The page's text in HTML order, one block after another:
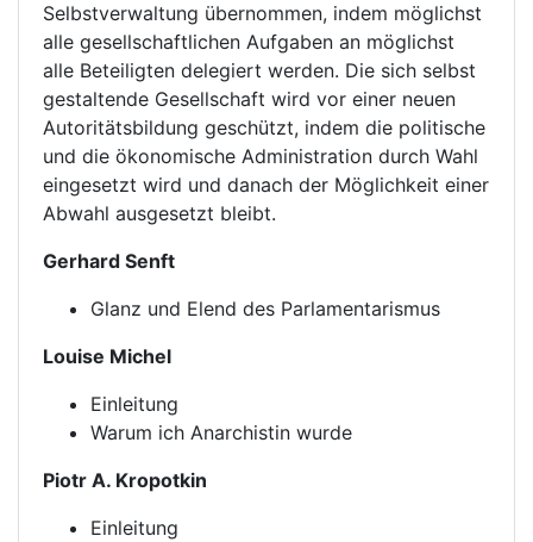
Selbstverwaltung übernommen, indem möglichst
alle gesellschaftlichen Aufgaben an möglichst
alle Beteiligten delegiert werden. Die sich selbst
gestaltende Gesellschaft wird vor einer neuen
Autoritätsbildung geschützt, indem die politische
und die ökonomische Administration durch Wahl
eingesetzt wird und danach der Möglichkeit einer
Abwahl ausgesetzt bleibt.
Gerhard Senft
Glanz und Elend des Parlamentarismus
Louise Michel
Einleitung
Warum ich Anarchistin wurde
Piotr A. Kropotkin
Einleitung